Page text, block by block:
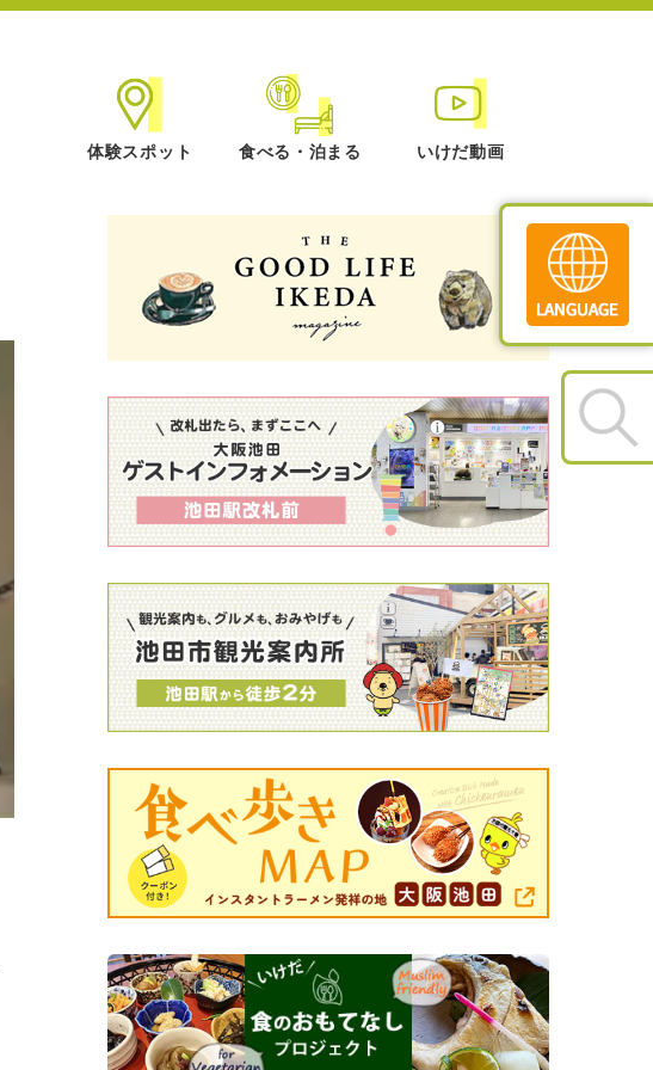
体験スポット 食べる・泊まる いけだ動画
Translate
»